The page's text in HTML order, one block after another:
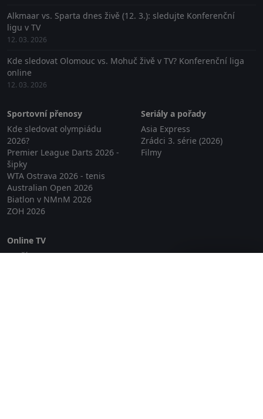
Alkmaar vs. Sparta dnes živě (12. 3.): sledujte Konferenční
ligu v TV
12. 03. 2026
Kde sledovat Olomouc vs. Mohuč živě v TV? Konferenční liga
online
12. 03. 2026
Sportovní přenosy
Kde sledovat olympiádu
2026?
Premier League Darts 2026 -
šipky
WTA Ostrava 2026 - tenis
Australian Open 2026
Biatlon v NMnM 2026
ZOH 2026
Seriály a pořady
Asia Express
Zrádci 3. série (2026)
Filmy
Online TV
Lepší.TV